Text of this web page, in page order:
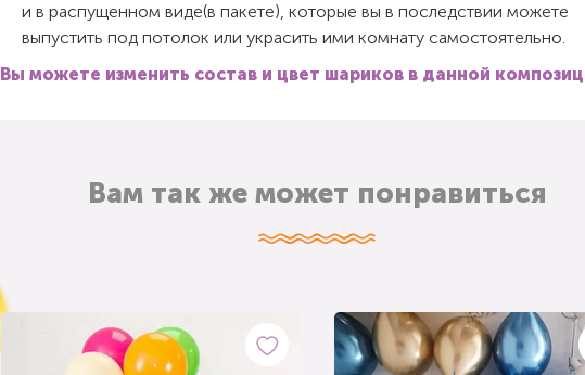
и в распущенном виде(в пакете), которые вы в последствии можете
выпустить под потолок или украсить ими комнату самостоятельно.
Вы можете изменить состав и цвет шариков в данной
Вам так же может понравиться